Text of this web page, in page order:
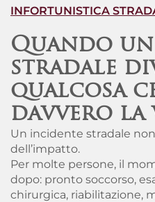
INFORTUNISTICA
Quando
stradale
qualcosa
davvero la
Un incidente stradale
dell’impatto.
Per molte persone, il
dopo: pronto soccorso,
chirurgica, riabilitazione,